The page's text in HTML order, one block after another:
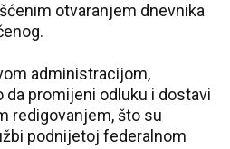
otvaranjem dnevnika
administracijom,
promijeni odluku i dostavi
redigovanjem, što su
podnijetoj federalnom